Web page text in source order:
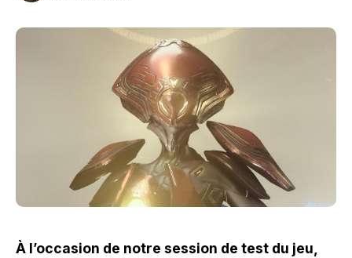
À l’occasion de notre session de test du jeu,